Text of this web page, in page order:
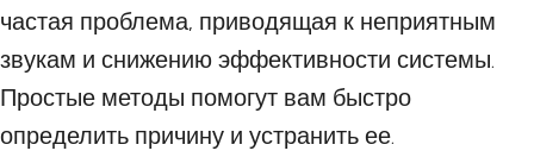
частая проблема, приводящая к неприятным
звукам и снижению эффективности системы.
Простые методы помогут вам быстро
определить причину и устранить ее.